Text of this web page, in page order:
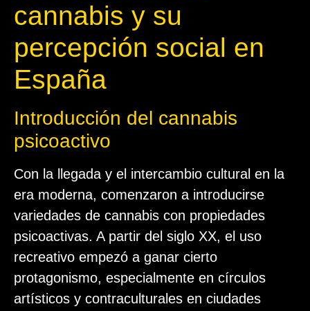
cannabis y su
percepción social en
España
Introducción del cannabis
psicoactivo
Con la llegada y el intercambio cultural en la
era moderna, comenzaron a introducirse
variedades de cannabis con propiedades
psicoactivas. A partir del siglo XX, el uso
recreativo empezó a ganar cierto
protagonismo, especialmente en círculos
artísticos y contraculturales en ciudades